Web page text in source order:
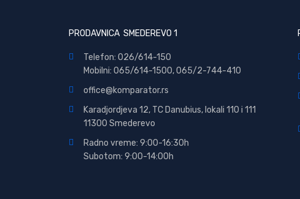
PRODAVNICA SMEDEREVO 1
Telefon: 026/614-150
Mobilni: 065/614-1500, 065/2-744-410
office@komparator.rs
Karadjordjeva 12, TC Danubius, lokali 110 i 111
11300 Smederevo
Radno vreme: 9:00-16:30h
Subotom: 9:00-14:00h